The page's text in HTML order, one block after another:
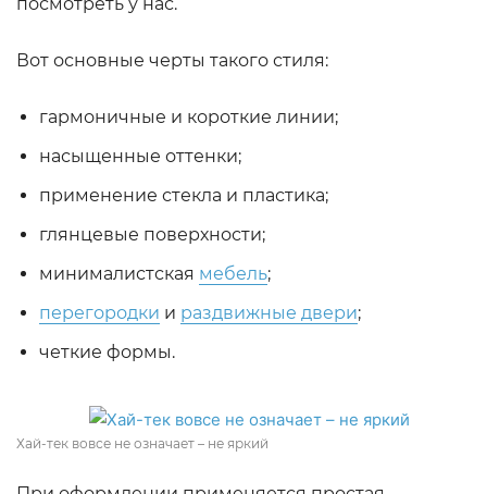
Вот основные черты такого стиля:
гармоничные и короткие линии;
насыщенные оттенки;
применение стекла и пластика;
глянцевые поверхности;
минималистская мебель;
перегородки и раздвижные двери;
четкие формы.
Хай-тек вовсе не означает – не яркий